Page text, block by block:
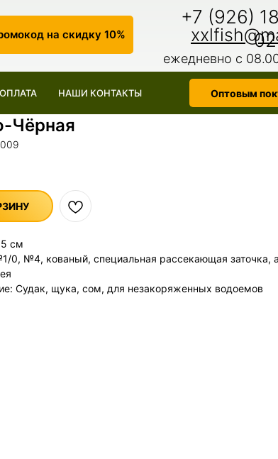
ежедневно с
+7 (926)
на скидку 10%
НАШИ КОНТАКТЫ Оптовым
Чёрная
см
0, №4, кованый, специальная рассекающая заточка,
Судак, щука, сом, для незакоряженных водоемов